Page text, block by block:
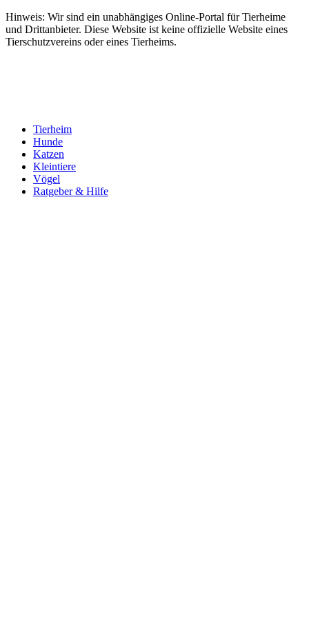
Hinweis: Wir sind ein unabhängiges Online-Portal für Tierheime
und Drittanbieter. Diese Website ist keine offizielle Website eines
Tierschutzvereins oder eines Tierheims.
Tierheim
Hunde
Katzen
Kleintiere
Vögel
Ratgeber & Hilfe